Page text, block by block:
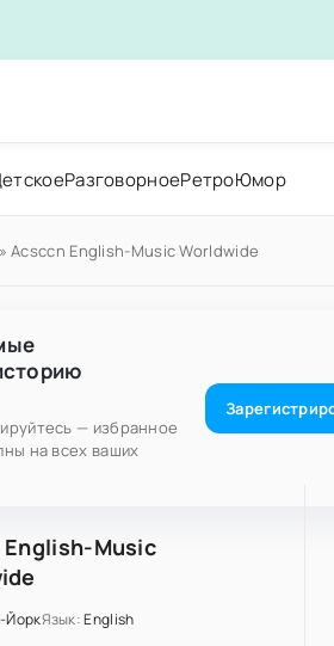
РазговорноеРетроЮмор
» Acsccn English-Music Worldwide
— избранное
на всех ваших
English-Music
ЙоркЯзык:English